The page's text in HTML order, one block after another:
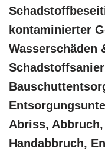
kontaminierter
Wasserschäden
Abriss,
Handabbruch,